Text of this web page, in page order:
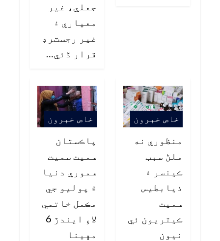
جعلي، غير
معياري ۽
غير رجسٽرڊ
قرار ڏئي…
خاص خبرون
منظوري نه
ملڻ سبب
ڪينسر ۽
ذيابطيس
سميت
ڪيتريون ئي
نيون
خاص خبرون
پاڪستان
سميت سميت
سموري دنيا
۾ پوليو جي
مڪمل خاتمي
لاءِ ايندڙ 6
مهينا